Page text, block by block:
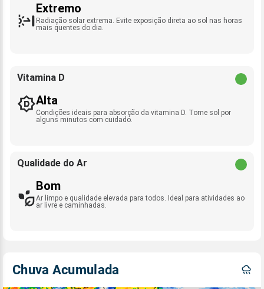
Extremo
Radiação solar extrema. Evite exposição direta ao sol nas horas
mais quentes do dia.
Vitamina D
Alta
Condições ideais para absorção da vitamina D. Tome sol por
alguns minutos com cuidado.
Qualidade do Ar
Bom
Ar limpo e qualidade elevada para todos. Ideal para atividades ao
ar livre e caminhadas.
Chuva Acumulada